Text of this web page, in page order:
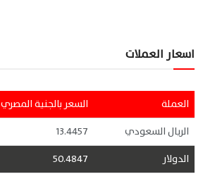
اسعار العملات
العملة
السعر بالجنية المصري
الريال السعودي
13.4457
الدولار
50.4847